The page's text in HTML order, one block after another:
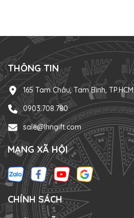
THÔNG TIN
165 Tam Châu, Tam Bình, TP.HCM
0903.708.780
sale@lhngift.com
MẠNG XÃ HỘI
CHÍNH SÁCH